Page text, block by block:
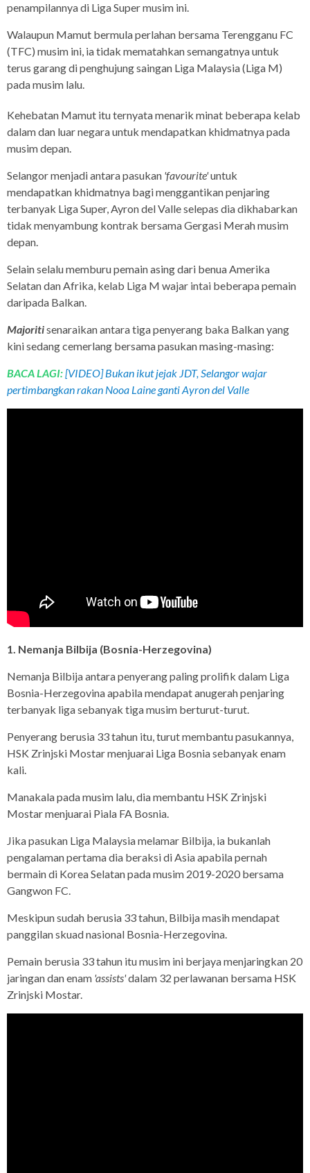
penampilannya di Liga Super musim ini.
Walaupun Mamut bermula perlahan bersama Terengganu FC
(TFC) musim ini, ia tidak mematahkan semangatnya untuk
terus garang di penghujung saingan Liga Malaysia (Liga M)
pada musim lalu.
Kehebatan Mamut itu ternyata menarik minat beberapa kelab
dalam dan luar negara untuk mendapatkan khidmatnya pada
musim depan.
Selangor menjadi antara pasukan 'favourite'untuk
mendapatkan khidmatnya bagi menggantikan penjaring
terbanyak Liga Super, Ayron del Valle selepas dia dikhabarkan
tidak menyambung kontrak bersama Gergasi Merah musim
depan.
Selain selalu memburu pemain asing dari benua Amerika
Selatan dan Afrika, kelab Liga M wajar intai beberapa pemain
daripada Balkan.
Majoritisenaraikan antara tiga penyerang baka Balkan yang
kini sedang cemerlang bersama pasukan masing-masing:
BACA LAGI:[VIDEO] Bukan ikut jejak JDT, Selangor wajar
pertimbangkan rakan Nooa Laine ganti Ayron del Valle
1. Nemanja Bilbija (Bosnia-Herzegovina)
Nemanja Bilbija antara penyerang paling prolifik dalam Liga
Bosnia-Herzegovina apabila mendapat anugerah penjaring
terbanyak liga sebanyak tiga musim berturut-turut.
Penyerang berusia 33 tahun itu, turut membantu pasukannya,
HSK Zrinjski Mostar menjuarai Liga Bosnia sebanyak enam
kali.
Manakala pada musim lalu, dia membantu HSK Zrinjski
Mostar menjuarai Piala FA Bosnia.
Jika pasukan Liga Malaysia melamar Bilbija, ia bukanlah
pengalaman pertama dia beraksi di Asia apabila pernah
bermain di Korea Selatan pada musim 2019-2020 bersama
Gangwon FC.
Meskipun sudah berusia 33 tahun, Bilbija masih mendapat
panggilan skuad nasional Bosnia-Herzegovina.
Pemain berusia 33 tahun itu musim ini berjaya menjaringkan 20
jaringan dan enam 'assists'dalam 32 perlawanan bersama HSK
Zrinjski Mostar.